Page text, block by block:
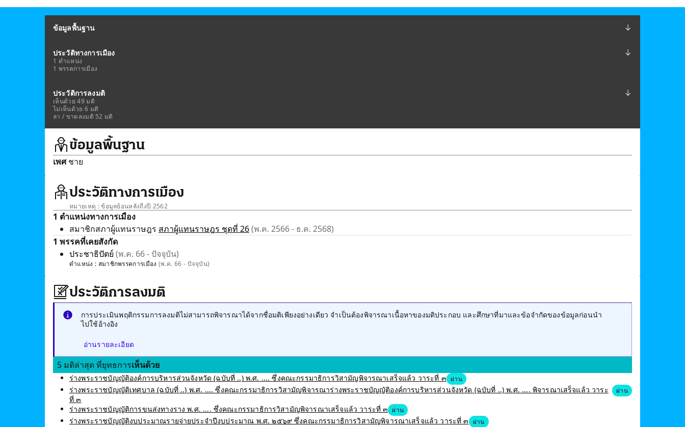
ข้อมูลพื้นฐาน
ประวัติทางการเมือง
1 ตำแหน่ง
1 พรรคการเมือง
ประวัติการลงมติ
เห็นด้วย 49 มติ
ไม่เห็นด้วย 6 มติ
ลา / ขาดลงมติ 52 มติ
ข้อมูลพื้นฐาน
เพศชาย
ประวัติทางการเมือง
หมายเหตุ : ข้อมูลย้อนหลังถึงปี 2562
1 ตำแหน่งทางการเมือง
สมาชิกสภาผู้แทนราษฎร สภาผู้แทนราษฎร ชุดที่ 26(พ.ค. 2566 - ธ.ค. 2568)
1 พรรคที่เคยสังกัด
ประชาธิปัตย์ (พ.ค. 66 - ปัจจุบัน)
ตำแหน่ง : สมาชิกพรรคการเมือง(พ.ค. 66 - ปัจจุบัน)
ประวัติการลงมติ
การประเมินพฤติกรรมการลงมติไม่สามารถพิจารณาได้จากชื่อมติเพียงอย่างเดียว จำเป็นต้องพิจารณาเนื้อหาของมติประกอบ และศึกษาที่มาและข้อจำกัดของข้อมูลก่อนนำ
ไปใช้อ้างอิง
อ่านรายละเอียด
5 มติล่าสุด ที่ยุทธการเห็นด้วย
ร่างพระราชบัญญัติองค์การบริหารส่วนจังหวัด (ฉบับที่ ..) พ.ศ. .... ซึ่งคณะกรรมาธิการวิสามัญพิจารณาเสร็จแล้ว วาระที่ ๓ ผ่าน
ร่างพระราชบัญญัติเทศบาล (ฉบับที่ ..) พ.ศ. .... ซึ่งคณะกรรมาธิการวิสามัญพิจารณาร่างพระราชบัญญัติองค์การบริหารส่วนจังหวัด (ฉบับที่ ..) พ.ศ. .... พิจารณาเสร็จแล้ว วาระ
ที่ ๓
ผ่าน
ร่างพระราชบัญญัติการขนส่งทางราง พ.ศ. .... ซึ่งคณะกรรมาธิการวิสามัญพิจารณาเสร็จแล้ว วาระที่ ๓ ผ่าน
ร่างพระราชบัญญัติงบประมาณรายจ่ายประจำปีงบประมาณ พ.ศ. ๒๕๖๙ ซึ่งคณะกรรมาธิการวิสามัญพิจารณาเสร็จแล้ว วาระที่ ๓ ผ่าน